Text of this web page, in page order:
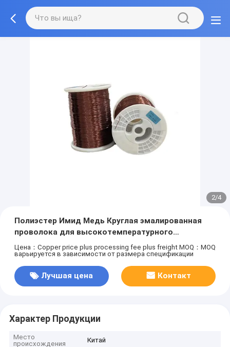
2/4
Полиэстер Имид Медь Круглая эмалированная
проволока для высокотемпературного
двигателя
Цена：Copper price plus processing fee plus freight MOQ：MOQ
варьируется в зависимости от размера спецификации
Лучшая цена Контакт
Характер Продукции
Место
происхождения
Китай